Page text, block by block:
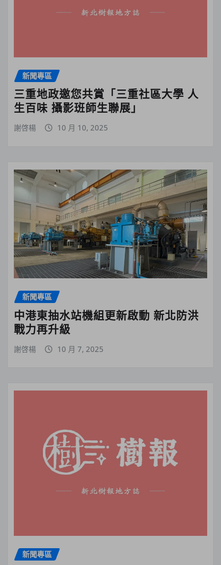
新聞專區
三重地政邀您共賞「三重社區大學 人
生百味 攝影班師生聯展」
謝啓楊 10 月 10, 2025
新聞專區
中港東抽水站機組更新啟動 新北防洪
戰力再升級
謝啓楊 10 月 7, 2025
新聞專區